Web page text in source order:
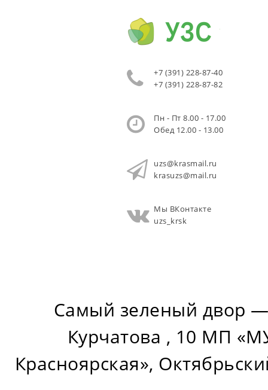
+7 (391) 228-87-40
+7 (391) 228-87-82
Пн - Пт 8.00 - 17.00
Обед 12.00 - 13.00
uzs@krasmail.ru
krasuzs@mail.ru
Мы ВКонтакте
uzs_krsk
Самый зеленый двор
Курчатова , 10 МП
Красноярская»,